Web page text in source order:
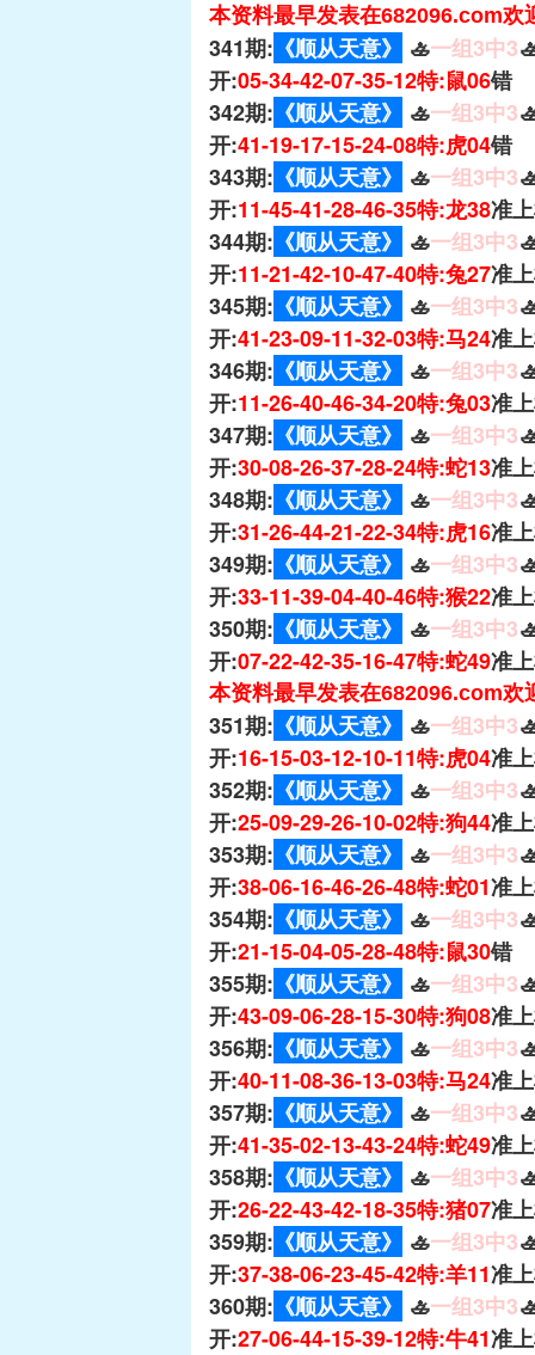
本资料最早发表在682096.com欢
341期: 《顺从天意》 🚣一组3中3
开:05-34-42-07-35-12特:鼠06错
342期: 《顺从天意》 🚣一组3中3
开:41-19-17-15-24-08特:虎04错
343期: 《顺从天意》 🚣一组3中3
开:11-45-41-28-46-35特:龙38准
344期: 《顺从天意》 🚣一组3中3
开:11-21-42-10-47-40特:兔27准
345期: 《顺从天意》 🚣一组3中3
开:41-23-09-11-32-03特:马24准
346期: 《顺从天意》 🚣一组3中3
开:11-26-40-46-34-20特:兔03准
347期: 《顺从天意》 🚣一组3中3
开:30-08-26-37-28-24特:蛇13准
348期: 《顺从天意》 🚣一组3中3
开:31-26-44-21-22-34特:虎16准
349期: 《顺从天意》 🚣一组3中3
开:33-11-39-04-40-46特:猴22准
350期: 《顺从天意》 🚣一组3中3
开:07-22-42-35-16-47特:蛇49准
本资料最早发表在682096.com欢
351期: 《顺从天意》 🚣一组3中3
开:16-15-03-12-10-11特:虎04准
352期: 《顺从天意》 🚣一组3中3
开:25-09-29-26-10-02特:狗44准
353期: 《顺从天意》 🚣一组3中3
开:38-06-16-46-26-48特:蛇01准
354期: 《顺从天意》 🚣一组3中3
开:21-15-04-05-28-48特:鼠30错
355期: 《顺从天意》 🚣一组3中3
开:43-09-06-28-15-30特:狗08准
356期: 《顺从天意》 🚣一组3中3
开:40-11-08-36-13-03特:马24准
357期: 《顺从天意》 🚣一组3中3
开:41-35-02-13-43-24特:蛇49准
358期: 《顺从天意》 🚣一组3中3
开:26-22-43-42-18-35特:猪07准
359期: 《顺从天意》 🚣一组3中3
开:37-38-06-23-45-42特:羊11准
360期: 《顺从天意》 🚣一组3中3
开:27-06-44-15-39-12特:牛41准